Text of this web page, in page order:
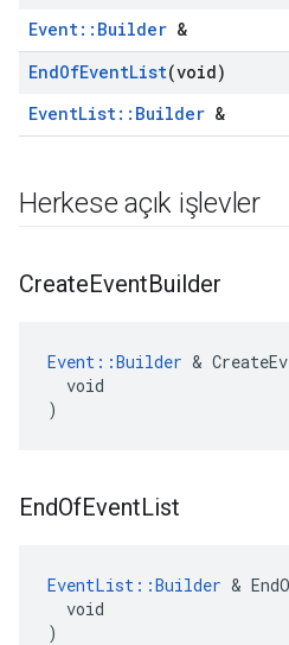
Event::Builder &
EndOfEventList(void)
EventList::Builder &
Herkese açık işlevler
CreateEventBuilder
Event::Builder &
  void
)
EndOfEventList
EventList::Builder &
  void
)